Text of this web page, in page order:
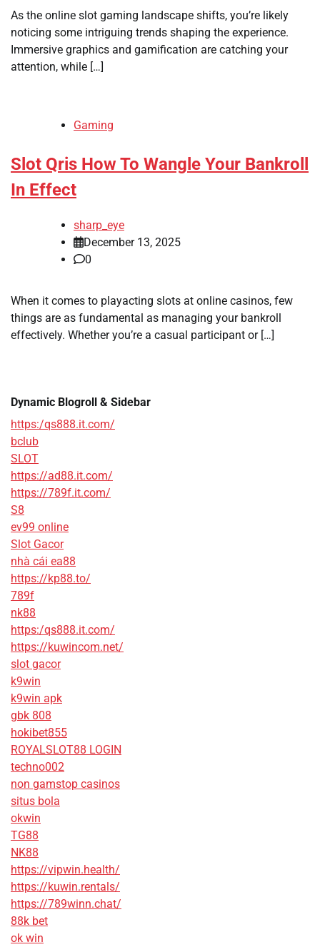
As the online slot gaming landscape shifts, you’re likely
noticing some intriguing trends shaping the experience.
Immersive graphics and gamification are catching your
attention, while […]
Gaming
Slot Qris How To Wangle Your Bankroll
In Effect
sharp_eye
December 13, 2025
0
When it comes to playacting slots at online casinos, few
things are as fundamental as managing your bankroll
effectively. Whether you’re a casual participant or […]
Dynamic Blogroll & Sidebar
https:/qs888.it.com/
bclub
SLOT
https://ad88.it.com/
https://789f.it.com/
S8
ev99 online
Slot Gacor
nhà cái ea88
https://kp88.to/
789f
nk88
https:/qs888.it.com/
https://kuwincom.net/
slot gacor
k9win
k9win apk
gbk 808
hokibet855
ROYALSLOT88 LOGIN
techno002
non gamstop casinos
situs bola
okwin
TG88
NK88
https://vipwin.health/
https://kuwin.rentals/
https://789winn.chat/
88k bet
ok win